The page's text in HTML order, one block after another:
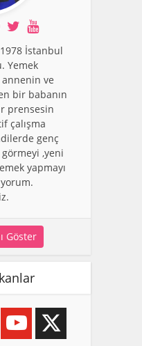
İstanbul
Yemek
annenin ve
bir babanın
prensesin
çalışma
genç
,yeni
yapmayı
Göster